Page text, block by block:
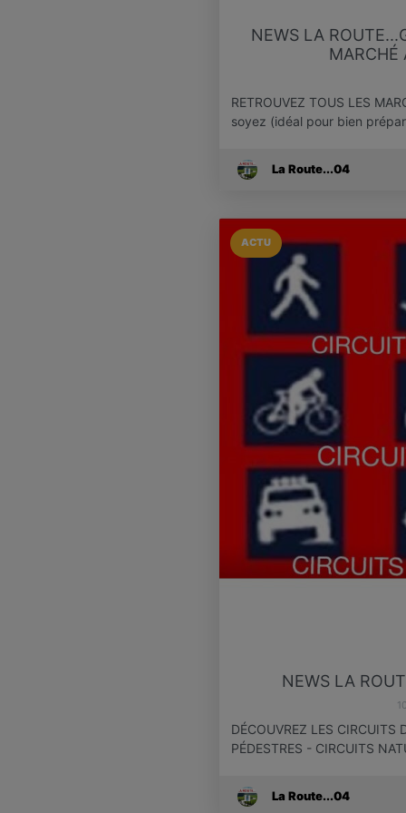
NEWS LA
MARCHÉ
RETROUVEZ TOUS LES
soyez (idéal pour bien
La Route...04
ACTU
NEWS LA
DÉCOUVREZ LES CIRCUITS
PÉDESTRES - CIRCUITS
La Route...04